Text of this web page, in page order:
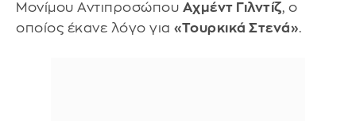
Μονίμου Αντιπροσώπου Αχμέντ Γιλντίζ, o
οποίος έκανε λόγο για «Τουρκικά Στενά».